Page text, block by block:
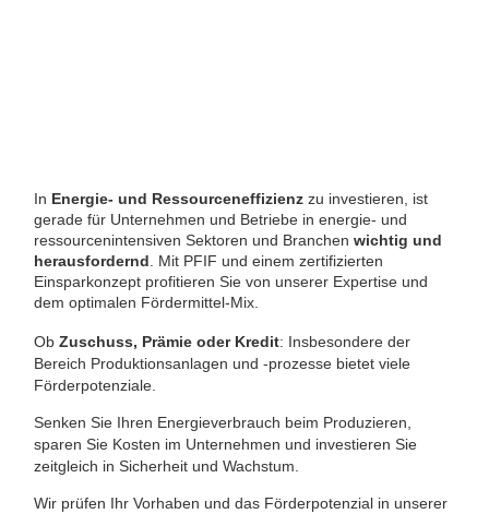
In Energie- und Ressourceneffizienz zu investieren, ist
gerade für Unternehmen und Betriebe in energie- und
ressourcenintensiven Sektoren und Branchenwichtig und
herausfordernd . Mit PFIF und einem zertifizierten
Einsparkonzept profitieren Sie von unserer Expertise und
dem optimalen Fördermittel-Mix.
ObZuschuss, Prämie oder Kredit: Insbesondere der
Bereich Produktionsanlagen und -prozesse bietet viele
Förderpotenziale.
Senken Sie Ihren Energieverbrauch beim Produzieren,
sparen Sie Kosten im Unternehmen und investieren Sie
zeitgleich in Sicherheit und Wachstum.
Wir prüfen Ihr Vorhaben und das Förderpotenzial in unserer